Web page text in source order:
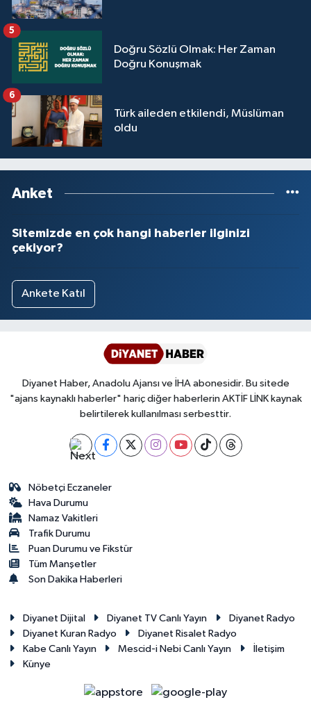
Doğru Sözlü Olmak: Her Zaman
Doğru Konuşmak
5
Türk aileden etkilendi, Müslüman
oldu
6
Anket
Sitemizde en çok hangi haberler ilginizi
çekiyor?
Ankete Katıl
Diyanet Haber, Anadolu Ajansı ve İHA abonesidir. Bu sitede
"ajans kaynaklı haberler" hariç diğer haberlerin AKTİF LİNK kaynak
belirtilerek kullanılması serbesttir.
Nöbetçi Eczaneler
Hava Durumu
Namaz Vakitleri
Trafik Durumu
Puan Durumu ve Fikstür
Tüm Manşetler
Son Dakika Haberleri
Diyanet Dijital Diyanet TV Canlı Yayın
Diyanet Radyo
Diyanet Kuran Radyo
Diyanet Risalet Radyo
Kabe Canlı Yayın
Mescid-i Nebi Canlı Yayın
İletişim
Künye